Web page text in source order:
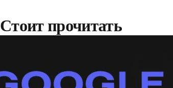
Стоит прочитать